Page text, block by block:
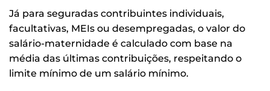
Já para seguradas contribuintes individuais,
facultativas, MEIs ou desempregadas, o valor do
salário-maternidade é calculado com base na
média das últimas contribuições, respeitando o
limite mínimo de um salário mínimo.